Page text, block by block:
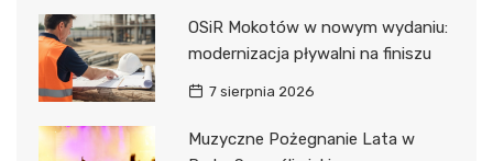
OSiR Mokotów w nowym wydaniu:
modernizacja pływalni na finiszu
7 sierpnia 2026
Muzyczne Pożegnanie Lata w